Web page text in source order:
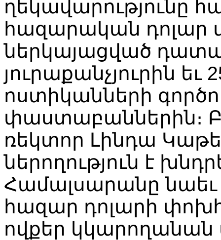
ղեկավարությունը
հազարական դոլար
ներկայացված
յուրաքանչյուրին եւ
ոստիկանների
փաստաբաններին։
ռեկտոր Լինդա
ներողություն է
Համալսարանը նաեւ
հազար դոլարի
ովքեր կկարողանան